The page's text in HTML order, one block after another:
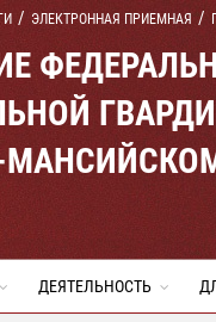
ЭЛЕКТРОННАЯ ПРИЕМНАЯ
ДЕЯТЕЛЬНОСТЬ